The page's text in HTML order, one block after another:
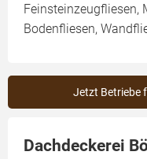
Feinsteinzeugfliesen,
Bodenfliesen,
Jetzt Betriebe
Dachdeckerei